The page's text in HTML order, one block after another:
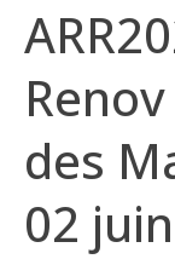
des
02